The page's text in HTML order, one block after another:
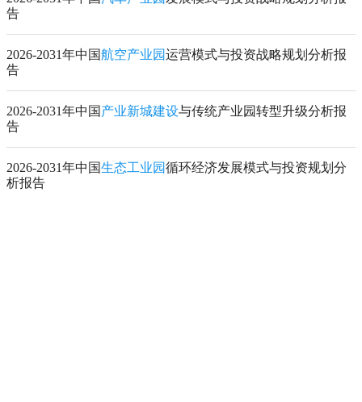
告
2026-2031年中国航空产业园运营模式与投资战略规划分析报
告
2026-2031年中国 产业新城建设与传统产业园转型升级分析报
告
2026-2031年中国生态工业园循环经济发展模式与投资规划分
析报告